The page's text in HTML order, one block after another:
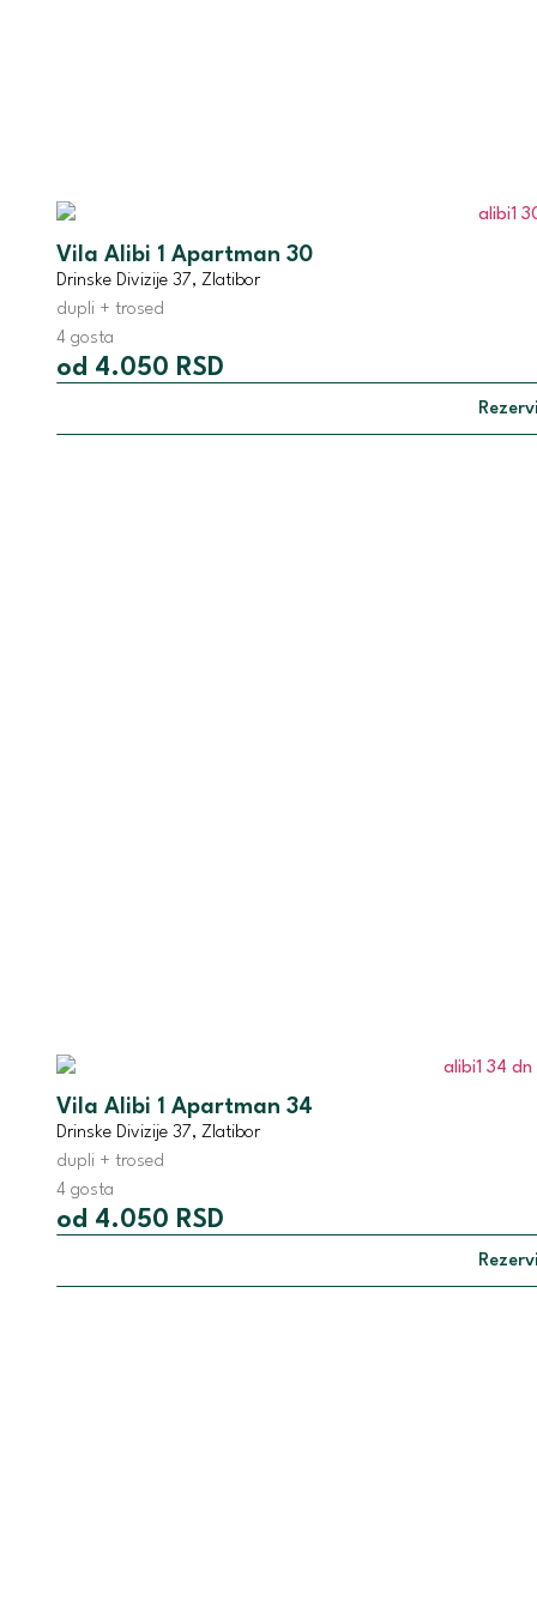
Vila Alibi 1 Apartman 30
Drinske Divizije 37, Zlatibor
dupli + trosed
4 gosta
od 4.050 RSD
Vila Alibi 1 Apartman 34
Drinske Divizije 37, Zlatibor
dupli + trosed
4 gosta
od 4.050 RSD